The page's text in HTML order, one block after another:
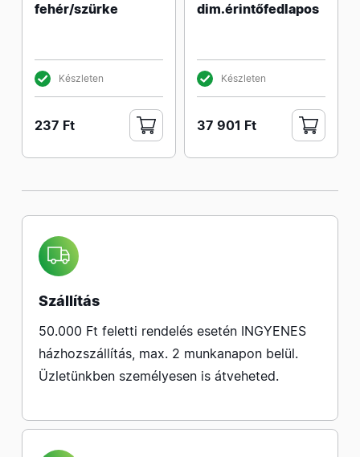
fehér/szürke
Készleten
237 Ft
dim.érintőfedlapos
Készleten
37 901 Ft
Szállítás
50.000 Ft feletti rendelés esetén INGYENES
házhozszállítás, max. 2 munkanapon belül.
Üzletünkben személyesen is átveheted.